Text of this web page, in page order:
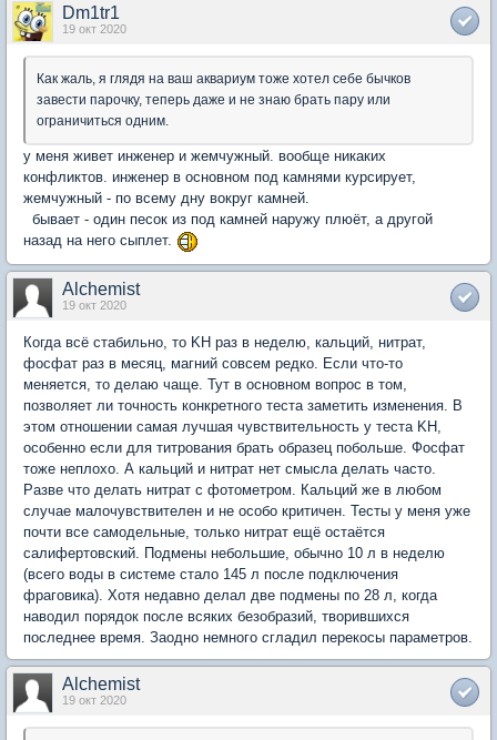
Dm1tr1
19 окт 2020
Как жаль, я глядя на ваш аквариум тоже хотел себе бычков
завести парочку, теперь даже и не знаю брать пару или
ограничиться одним.
у меня живет инженер и жемчужный. вообще никаких
конфликтов. инженер в основном под камнями курсирует,
жемчужный - по всему дну вокруг камней.
бывает - один песок из под камней наружу плюёт, а другой
назад на него сыплет.
Alchemist
19 окт 2020
Когда всё стабильно, то KH раз в неделю, кальций, нитрат,
фосфат раз в месяц, магний совсем редко. Если что-то
меняется, то делаю чаще. Тут в основном вопрос в том,
позволяет ли точность конкретного теста заметить изменения. В
этом отношении самая лучшая чувствительность у теста KH,
особенно если для титрования брать образец побольше. Фосфат
тоже неплохо. А кальций и нитрат нет смысла делать часто.
Разве что делать нитрат с фотометром. Кальций же в любом
случае малочувствителен и не особо критичен. Тесты у меня уже
почти все самодельные, только нитрат ещё остаётся
салифертовский. Подмены небольшие, обычно 10 л в неделю
(всего воды в системе стало 145 л после подключения
фраговика). Хотя недавно делал две подмены по 28 л, когда
наводил порядок после всяких безобразий, творившихся
последнее время. Заодно немного сгладил перекосы параметров.
Alchemist
19 окт 2020